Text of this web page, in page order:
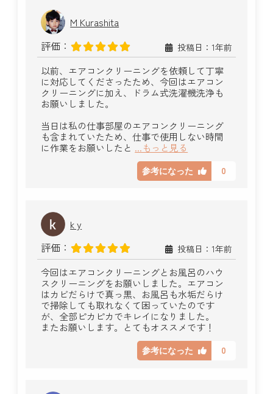
M Kurashita
評価：
投稿日：1年前
以前、エアコンクリーニングを依頼して丁寧
に対応してくださったため、今回はエアコン
クリーニングに加え、ドラム式洗濯機洗浄も
お願いしました。
当日は私の仕事部屋のエアコンクリーニング
も含まれていたため、仕事で使用しない時間
に作業をお願いしたと ...もっと見る
参考になった 0
k y
評価：
投稿日：1年前
今回はエアコンクリーニングとお風呂のハウ
スクリーニングをお願いしました。エアコン
はカビだらけで真っ黒、お風呂も水垢だらけ
で掃除しても取れなくて困っていたのです
が、全部ピカピカでキレイになりました。
またお願いします。とてもオススメです！
参考になった 0